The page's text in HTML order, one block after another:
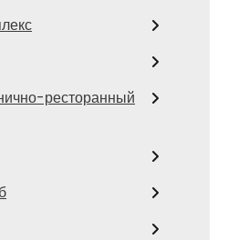
ресторанный